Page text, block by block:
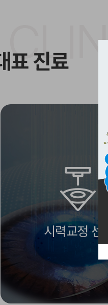
표 진료
시력교정 센